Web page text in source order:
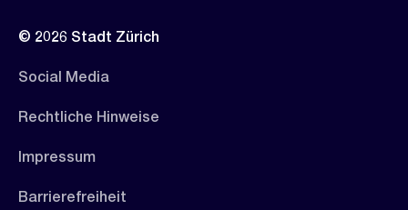
© 2026 Stadt Zürich
Social Media
Rechtliche Hinweise
Impressum
Barrierefreiheit